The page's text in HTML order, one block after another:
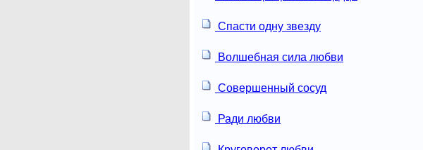
Спасти одну звезду
Волшебная сила любви
Совершенный сосуд
Ради любви